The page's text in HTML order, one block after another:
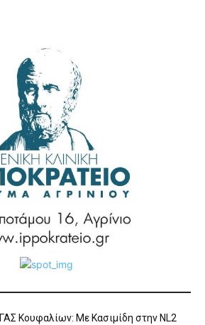
ΓΑΣ Κουφαλίων: Με Κασιμίδη στην NL2